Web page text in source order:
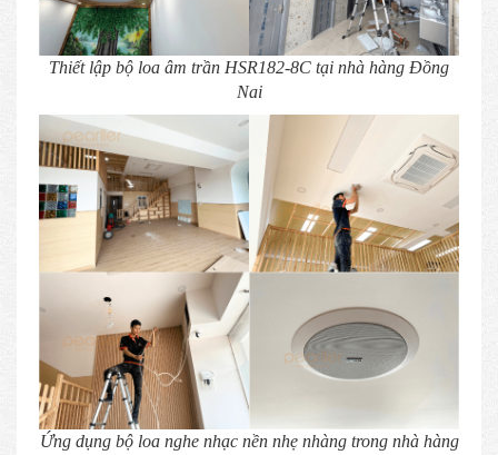
Thiết lập bộ loa âm trần HSR182-8C tại nhà hàng Đồng
Nai
Ứng dụng bộ loa nghe nhạc nền nhẹ nhàng trong nhà hàng